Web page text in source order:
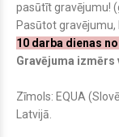
pasūtīt gravējumu!
Pasūtot
10 darba dienas
Gravējuma
Zīmols: EQUA
Latvijā.